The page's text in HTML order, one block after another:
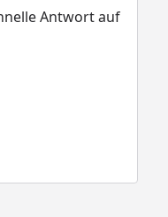
Antwort auf